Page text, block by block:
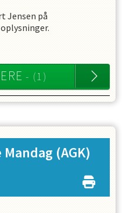
Jensen på
- (1)
(AGK)